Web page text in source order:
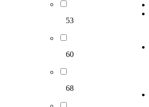
53
60
68